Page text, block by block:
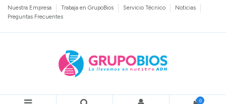
Nuestra Empresa Trabaja en GrupoBios Servicio Técnico
Noticias
Preguntas Frecuentes
0